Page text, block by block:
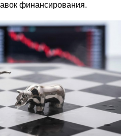
финансирования.